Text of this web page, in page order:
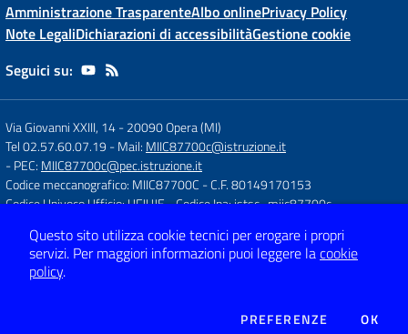
Amministrazione TrasparenteAlbo onlinePrivacy Policy
Note LegaliDichiarazioni di accessibilitàGestione cookie
Seguici su:
Via Giovanni XXIII, 14-20090 Opera (MI)
Tel 02.57.60.07.19 - Mail: MIIC87700c@istruzione.it
- PEC: MIIC87700c@pec.istruzione.it
Codice meccanografico: MIIC87700C - C.F. 80149170153
Codice Univoco Ufficio: UFJUJE- Codice Ipa: istsc_miic87700c
Concept & Design by
Designers Italia
Questo sito utilizza cookie tecnici per erogare i propri
servizi. Per maggiori informazioni puoi leggere lacookie
policy.
PREFERENZE DEI COOKIE
OK